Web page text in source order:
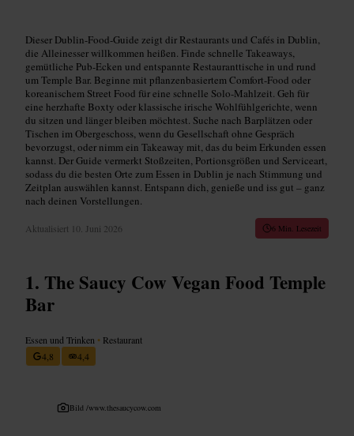
Dieser Dublin-Food-Guide zeigt dir Restaurants und Cafés in Dublin,
die Alleinesser willkommen heißen. Finde schnelle Takeaways,
gemütliche Pub-Ecken und entspannte Restauranttische in und rund
um Temple Bar. Beginne mit pflanzenbasiertem Comfort-Food oder
koreanischem Street Food für eine schnelle Solo-Mahlzeit. Geh für
eine herzhafte Boxty oder klassische irische Wohlfühlgerichte, wenn
du sitzen und länger bleiben möchtest. Suche nach Barplätzen oder
Tischen im Obergeschoss, wenn du Gesellschaft ohne Gespräch
bevorzugst, oder nimm ein Takeaway mit, das du beim Erkunden essen
kannst. Der Guide vermerkt Stoßzeiten, Portionsgrößen und Serviceart,
sodass du die besten Orte zum Essen in Dublin je nach Stimmung und
Zeitplan auswählen kannst. Entspann dich, genieße und iss gut – ganz
nach deinen Vorstellungen.
Aktualisiert 10. Juni 2026 6 Min. Lesezeit
The Saucy Cow Vegan Food Temple
Bar
Essen und Trinken • Restaurant
4,8
4,4
Bild /www.thesaucycow.com